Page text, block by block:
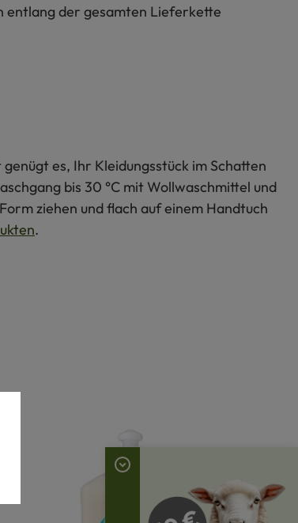
entlang der gesamten Lieferkette
es, Ihr Kleidungsstück im Schatten
bis 30 °C mit Wollwaschmittel und
ziehen und flach auf einem Handtuch
.